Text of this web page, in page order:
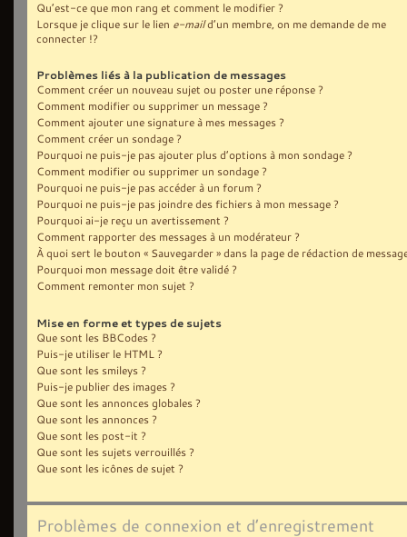
Qu’est-ce que mon rang et comment le modifier ?
Lorsque je clique sur le lien e-maild’un membre, on me demande de me
connecter !?
Problèmes liés à la publication de messages
Comment créer un nouveau sujet ou poster une réponse ?
Comment modifier ou supprimer un message ?
Comment ajouter une signature à mes messages ?
Comment créer un sondage ?
Pourquoi ne puis-je pas ajouter plus d’options à mon sondage ?
Comment modifier ou supprimer un sondage ?
Pourquoi ne puis-je pas accéder à un forum ?
Pourquoi ne puis-je pas joindre des fichiers à mon message ?
Pourquoi ai-je reçu un avertissement ?
Comment rapporter des messages à un modérateur ?
À quoi sert le bouton « Sauvegarder » dans la page de rédaction de
Pourquoi mon message doit être validé ?
Comment remonter mon sujet ?
Mise en forme et types de sujets
Que sont les BBCodes ?
Puis-je utiliser le HTML ?
Que sont les smileys ?
Puis-je publier des images ?
Que sont les annonces globales ?
Que sont les annonces ?
Que sont les post-it ?
Que sont les sujets verrouillés ?
Que sont les icônes de sujet ?
Problèmes de connexion et d’enregistrement